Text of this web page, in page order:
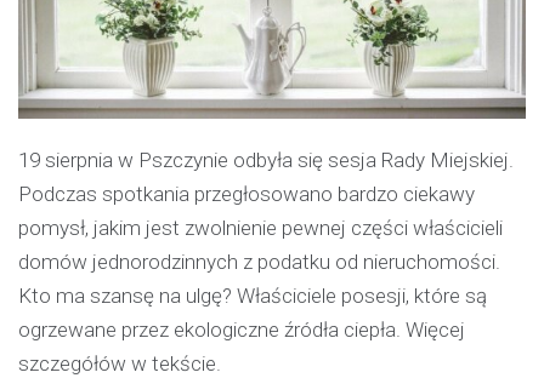
19 sierpnia w Pszczynie odbyła się sesja Rady Miejskiej.
Podczas spotkania przegłosowano bardzo ciekawy
pomysł, jakim jest zwolnienie pewnej części właścicieli
domów jednorodzinnych z podatku od nieruchomości.
Kto ma szansę na ulgę? Właściciele posesji, które są
ogrzewane przez ekologiczne źródła ciepła. Więcej
szczegółów w tekście.